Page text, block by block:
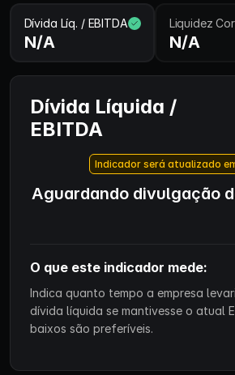
Dívida Líq. / EBITDA
N/A
Liquidez
N/A
Dívida Líquida /
EBITDA
Indicador será atualizado
Aguardando divulgação
O que este indicador mede:
Indica quanto tempo a empresa
dívida líquida se mantivesse o atual
baixos são preferíveis.